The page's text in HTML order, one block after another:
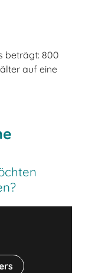
beträgt: 800
auf eine